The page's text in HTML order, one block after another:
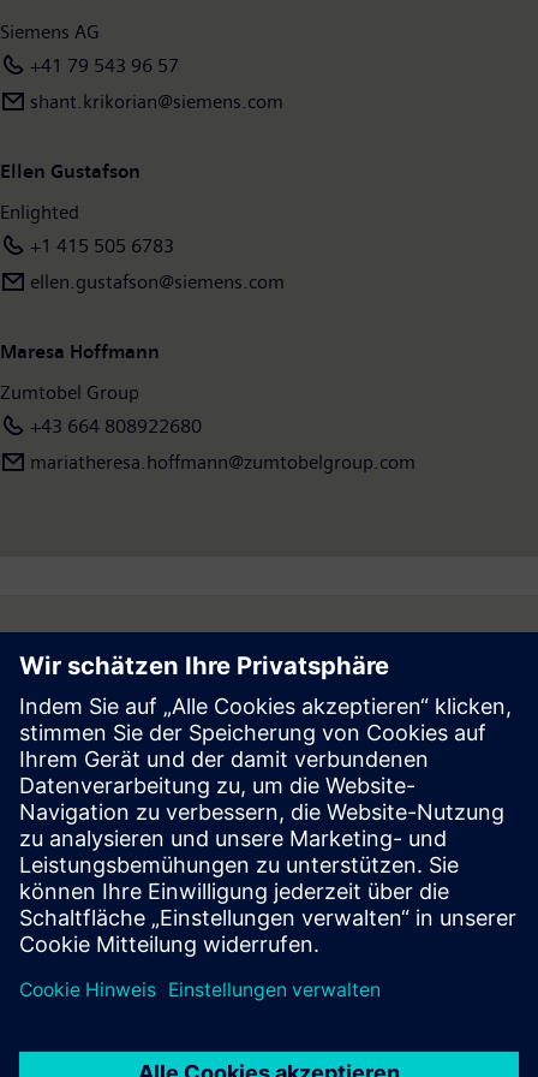
Siemens AG
+41 79 543 96 57
shant.krikorian@siemens.com
Ellen Gustafson
Enlighted
+1 415 505 6783
ellen.gustafson@siemens.com
Maresa Hoffmann
Zumtobel Group
+43 664 808922680
mariatheresa.hoffmann@zumtobelgroup.com
Follow
Press | Company | Siemens
© Siemens 1996 – 2026
Corporate Information
Privacy Notice
Cookie Notice